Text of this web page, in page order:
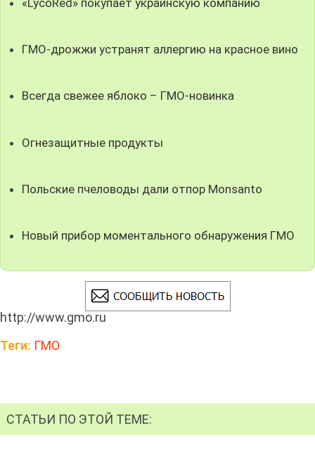
«LycoRed» покупает украинскую компанию
ГМО-дрожжи устранят аллергию на красное вино
Всегда свежее яблоко – ГМО-новинка
Огнезащитные продукты
Польские пчеловоды дали отпор Monsanto
Новый прибор моментального обнаружения ГМО
http://www.gmo.ru
Теги: ГМО
СТАТЬИ ПО ЭТОЙ ТЕМЕ: